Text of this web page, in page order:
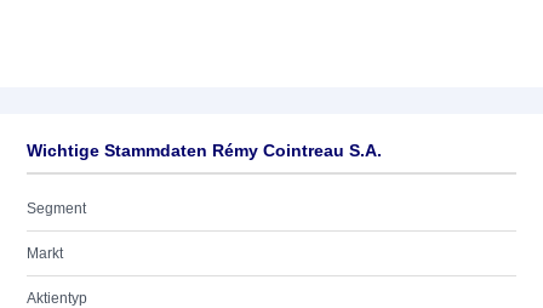
Wichtige Stammdaten Rémy Cointreau S.A.
Segment
Markt
Aktientyp